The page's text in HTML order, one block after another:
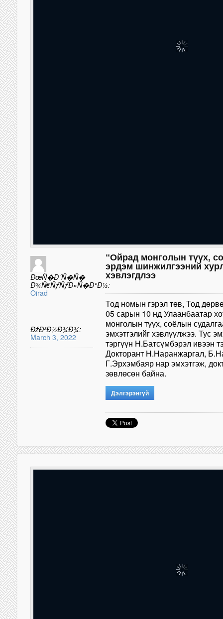
ÐœÑ�Ð´Ñ�Ñ�
Ð¾Ñ€ÑƒÑƒÐ»Ñ�Ð°Ð½:
Oirad
ÐžÐ³Ð½Ð¾Ð¾:
March 3, 2022
“Ойрад монголын түүх,
эрдэм шинжилгээний
хэвлэгдлээ
Тод номын гэрэл төв, Тод
05 сарын 10 нд Улаанбаатар
монголын түүх, соёлын
эмхэтгэлийг хэвлүүлжээ. Тус
тэргүүн Н.Батсүмбэрэл ивээн
Докторант Н.Наранжаргал,
Г.Эрхэмбаяр нар эмхэтгэж,
зөвлөсөн байна.
Дэлгэрэнгүй